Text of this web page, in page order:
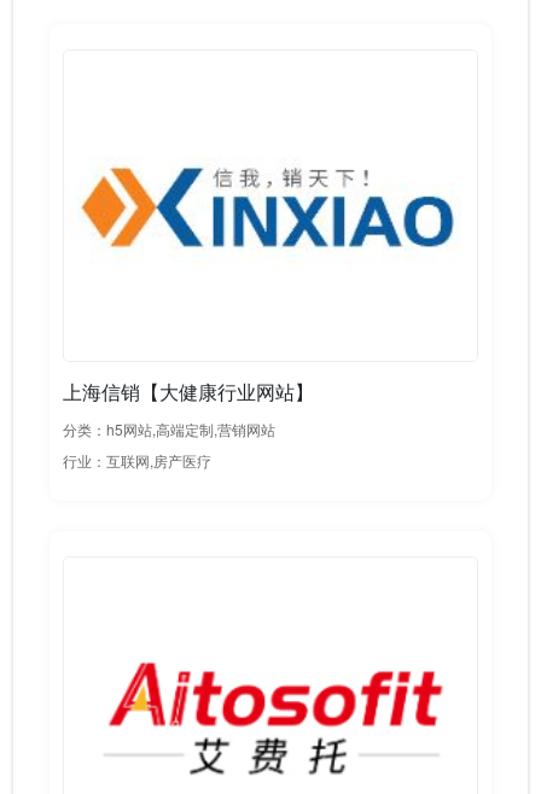
上海信销【大健康行业网站】
分类：h5网站,高端定制,营销网站
行业：互联网,房产医疗